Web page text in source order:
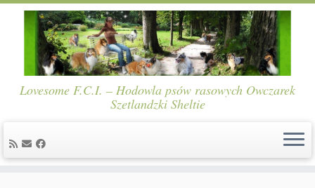
Lovesome F.C.I. – Hodowla psów rasowych Owczarek
Szetlandzki Sheltie